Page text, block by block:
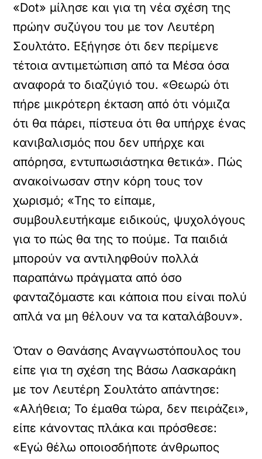
«Dot» μίλησε και για τη νέα σχέση της
πρώην συζύγου του με τον Λευτέρη
Σουλτάτο. Εξήγησε ότι δεν περίμενε
τέτοια αντιμετώπιση από τα Μέσα όσα
αναφορά το διαζύγιό του. «Θεωρώ ότι
πήρε μικρότερη έκταση από ότι νόμιζα
ότι θα πάρει, πίστευα ότι θα υπήρχε ένας
κανιβαλισμός που δεν υπήρχε και
απόρησα, εντυπωσιάστηκα θετικά». Πώς
ανακοίνωσαν στην κόρη τους τον
χωρισμό; «Της το είπαμε,
συμβουλευτήκαμε ειδικούς, ψυχολόγους
για το πώς θα της το πούμε. Τα παιδιά
μπορούν να αντιληφθούν πολλά
παραπάνω πράγματα από όσο
φανταζόμαστε και κάποια που είναι πολύ
απλά να μη θέλουν να τα καταλάβουν».
Όταν ο Θανάσης Αναγνωστόπουλος του
είπε για τη σχέση της Βάσω Λασκαράκη
με τον Λευτέρη Σουλτάτο απάντησε:
«Αλήθεια; Το έμαθα τώρα, δεν πειράζει»,
είπε κάνοντας πλάκα και πρόσθεσε:
«Εγώ θέλω οποιοσδήποτε άνθρωπος